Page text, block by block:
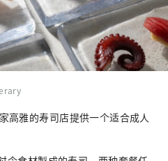
高雅的寿司店提供一个适合成人